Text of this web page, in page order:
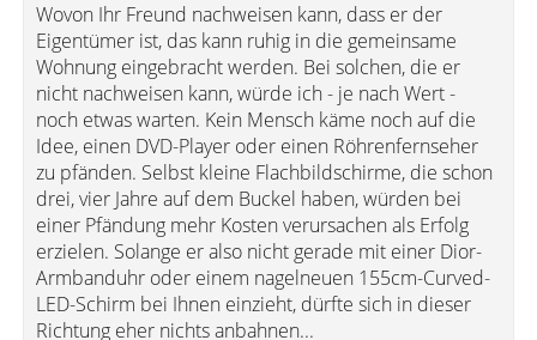
Wovon Ihr Freund nachweisen kann, dass er der
Eigentümer ist, das kann ruhig in die gemeinsame
Wohnung eingebracht werden. Bei solchen, die er
nicht nachweisen kann, würde ich - je nach Wert -
noch etwas warten. Kein Mensch käme noch auf die
Idee, einen DVD-Player oder einen Röhrenfernseher
zu pfänden. Selbst kleine Flachbildschirme, die schon
drei, vier Jahre auf dem Buckel haben, würden bei
einer Pfändung mehr Kosten verursachen als Erfolg
erzielen. Solange er also nicht gerade mit einer Dior-
Armbanduhr oder einem nagelneuen 155cm-Curved-
LED-Schirm bei Ihnen einzieht, dürfte sich in dieser
Richtung eher nichts anbahnen...